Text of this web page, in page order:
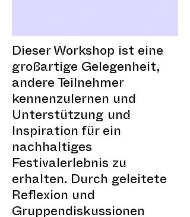
Dieser Workshop ist eine
großartige Gelegenheit,
andere Teilnehmer
kennenzulernen und
Unterstützung und
Inspiration für ein
nachhaltiges
Festivalerlebnis zu
erhalten. Durch geleitete
Reflexion und
Gruppendiskussionen